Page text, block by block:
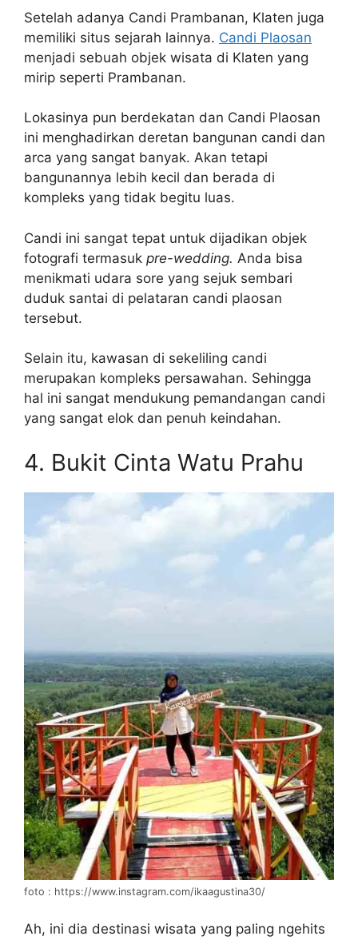
Setelah adanya Candi Prambanan, Klaten juga
memiliki situs sejarah lainnya. Candi Plaosan
menjadi sebuah objek wisata di Klaten yang
mirip seperti Prambanan.
Lokasinya pun berdekatan dan Candi Plaosan
ini menghadirkan deretan bangunan candi dan
arca yang sangat banyak. Akan tetapi
bangunannya lebih kecil dan berada di
kompleks yang tidak begitu luas.
Candi ini sangat tepat untuk dijadikan objek
fotografi termasuk pre-wedding. Anda bisa
menikmati udara sore yang sejuk sembari
duduk santai di pelataran candi plaosan
tersebut.
Selain itu, kawasan di sekeliling candi
merupakan kompleks persawahan. Sehingga
hal ini sangat mendukung pemandangan candi
yang sangat elok dan penuh keindahan.
4. Bukit Cinta Watu Prahu
foto : https://www.instagram.com/ikaagustina30/
Ah, ini dia destinasi wisata yang paling ngehits